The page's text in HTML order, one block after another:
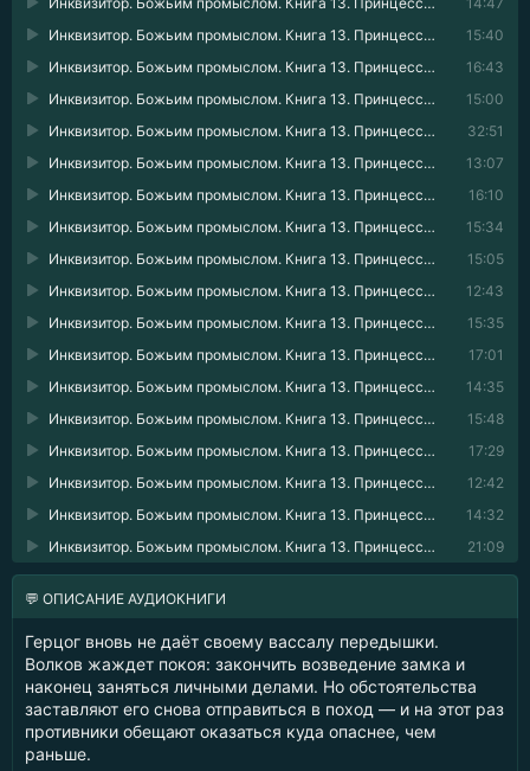
15:40
Инквизитор. Божьим промыслом. Книга 13. Принцессы и замки 33
16:43
Инквизитор. Божьим промыслом. Книга 13. Принцессы и замки 34
15:00
Инквизитор. Божьим промыслом. Книга 13. Принцессы и замки 35
32:51
Инквизитор. Божьим промыслом. Книга 13. Принцессы и замки 36
13:07
Инквизитор. Божьим промыслом. Книга 13. Принцессы и замки 37
16:10
Инквизитор. Божьим промыслом. Книга 13. Принцессы и замки 38
15:34
Инквизитор. Божьим промыслом. Книга 13. Принцессы и замки 39
15:05
Инквизитор. Божьим промыслом. Книга 13. Принцессы и замки 40
12:43
Инквизитор. Божьим промыслом. Книга 13. Принцессы и замки 41
15:35
Инквизитор. Божьим промыслом. Книга 13. Принцессы и замки 42
17:01
Инквизитор. Божьим промыслом. Книга 13. Принцессы и замки 43
14:35
Инквизитор. Божьим промыслом. Книга 13. Принцессы и замки 44
15:48
Инквизитор. Божьим промыслом. Книга 13. Принцессы и замки 45
17:29
Инквизитор. Божьим промыслом. Книга 13. Принцессы и замки 46
12:42
Инквизитор. Божьим промыслом. Книга 13. Принцессы и замки 47
14:32
Инквизитор. Божьим промыслом. Книга 13. Принцессы и замки 48
21:09
Инквизитор. Божьим промыслом. Книга 13. Принцессы и замки 49
💬 ОПИСАНИЕ АУДИОКНИГИ
Герцог вновь не даёт своему вассалу передышки.
Волков жаждет покоя: закончить возведение замка и
наконец заняться личными делами. Но обстоятельства
заставляют его снова отправиться в поход — и на этот раз
противники обещают оказаться куда опаснее, чем
раньше.